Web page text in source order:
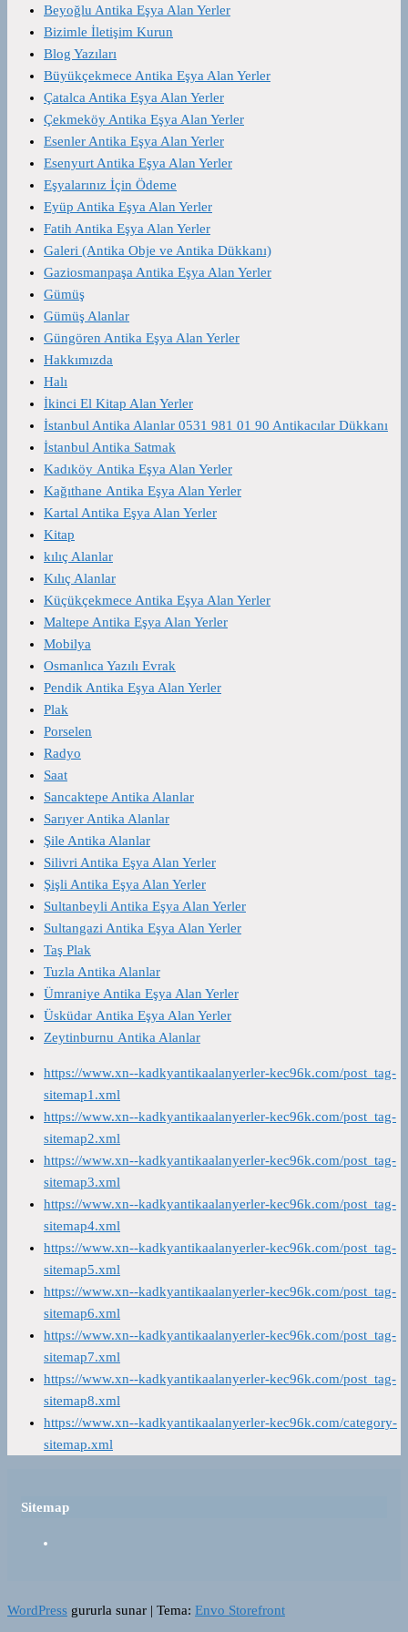
Beyoğlu Antika Eşya Alan Yerler
Bizimle İletişim Kurun
Blog Yazıları
Büyükçekmece Antika Eşya Alan Yerler
Çatalca Antika Eşya Alan Yerler
Çekmeköy Antika Eşya Alan Yerler
Esenler Antika Eşya Alan Yerler
Esenyurt Antika Eşya Alan Yerler
Eşyalarınız İçin Ödeme
Eyüp Antika Eşya Alan Yerler
Fatih Antika Eşya Alan Yerler
Galeri (Antika Obje ve Antika Dükkanı)
Gaziosmanpaşa Antika Eşya Alan Yerler
Gümüş
Gümüş Alanlar
Güngören Antika Eşya Alan Yerler
Hakkımızda
Halı
İkinci El Kitap Alan Yerler
İstanbul Antika Alanlar 0531 981 01 90 Antikacılar Dükkanı
İstanbul Antika Satmak
Kadıköy Antika Eşya Alan Yerler
Kağıthane Antika Eşya Alan Yerler
Kartal Antika Eşya Alan Yerler
Kitap
kılıç Alanlar
Kılıç Alanlar
Küçükçekmece Antika Eşya Alan Yerler
Maltepe Antika Eşya Alan Yerler
Mobilya
Osmanlıca Yazılı Evrak
Pendik Antika Eşya Alan Yerler
Plak
Porselen
Radyo
Saat
Sancaktepe Antika Alanlar
Sarıyer Antika Alanlar
Şile Antika Alanlar
Silivri Antika Eşya Alan Yerler
Şişli Antika Eşya Alan Yerler
Sultanbeyli Antika Eşya Alan Yerler
Sultangazi Antika Eşya Alan Yerler
Taş Plak
Tuzla Antika Alanlar
Ümraniye Antika Eşya Alan Yerler
Üsküdar Antika Eşya Alan Yerler
Zeytinburnu Antika Alanlar
https://www.xn--kadkyantikaalanyerler-kec96k.com/post_tag-
sitemap1.xml
https://www.xn--kadkyantikaalanyerler-kec96k.com/post_tag-
sitemap2.xml
https://www.xn--kadkyantikaalanyerler-kec96k.com/post_tag-
sitemap3.xml
https://www.xn--kadkyantikaalanyerler-kec96k.com/post_tag-
sitemap4.xml
https://www.xn--kadkyantikaalanyerler-kec96k.com/post_tag-
sitemap5.xml
https://www.xn--kadkyantikaalanyerler-kec96k.com/post_tag-
sitemap6.xml
https://www.xn--kadkyantikaalanyerler-kec96k.com/post_tag-
sitemap7.xml
https://www.xn--kadkyantikaalanyerler-kec96k.com/post_tag-
sitemap8.xml
https://www.xn--kadkyantikaalanyerler-kec96k.com/category-
sitemap.xml
Sitemap
WordPress gururla sunar | Tema: Envo Storefront